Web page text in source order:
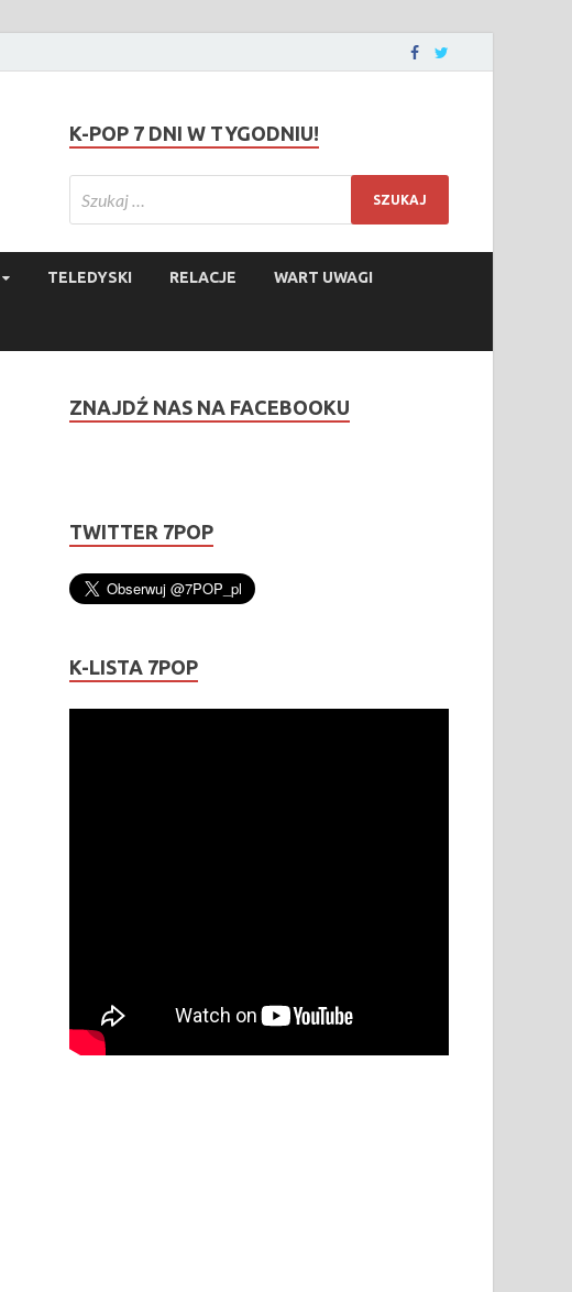
K-POP 7 DNI W TYGODNIU!
TELEDYSKI RELACJE WART UWAGI
ZNAJDŹ NAS NA FACEBOOKU
TWITTER 7POP
K-LISTA 7POP